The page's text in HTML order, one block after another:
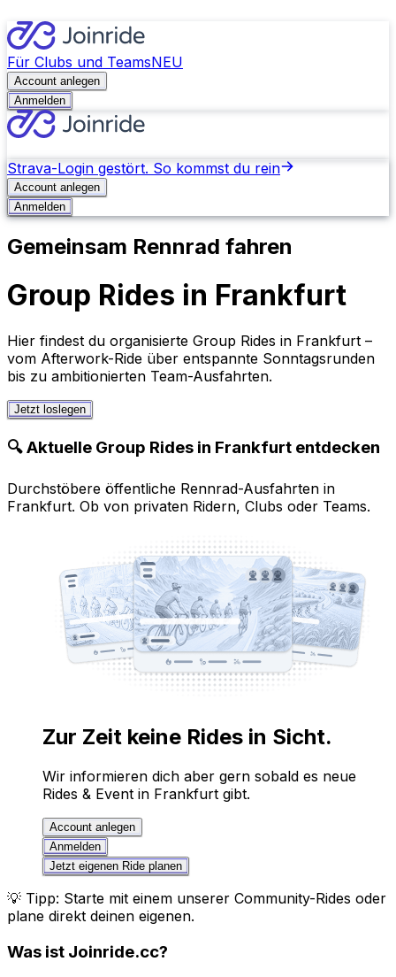
Für Clubs und TeamsNEU
Account anlegen
Anmelden
Strava-Login gestört. So kommst du rein
Account anlegen
Anmelden
Gemeinsam Rennrad fahren
Group Rides in Frankfurt
Hier findest du organisierte Group Rides in Frankfurt –
vom Afterwork-Ride über entspannte Sonntagsrunden
bis zu ambitionierten Team-Ausfahrten.
Jetzt loslegen
🔍 Aktuelle Group Rides in Frankfurt entdecken
Durchstöbere öffentliche Rennrad-Ausfahrten in
Frankfurt. Ob von privaten Ridern, Clubs oder Teams.
Zur Zeit keine Rides in Sicht.
Wir informieren dich aber gern sobald es neue
Rides & Event in Frankfurt gibt.
Account anlegen
Anmelden
Jetzt eigenen Ride planen
💡 Tipp: Starte mit einem unserer Community-Rides oder
plane direkt deinen eigenen.
Was ist Joinride.cc?